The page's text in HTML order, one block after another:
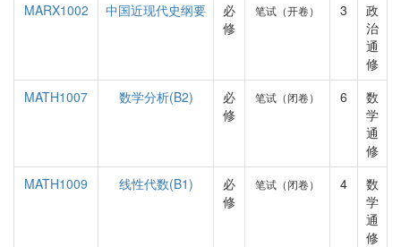
MARX1002 中国近现代史纲要
必
修
笔试（开卷） 3
政
治
通
修
MATH1007
数学分析(B2)
必
修
笔试（闭卷） 6
数
学
通
修
MATH1009
线性代数(B1)
必
修
笔试（闭卷） 4
数
学
通
修